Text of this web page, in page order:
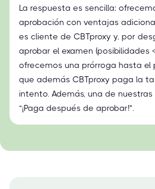
La respuesta es sencilla:
aprobación con ventajas
es cliente de CBTproxy y, por
aprobar el examen (posibilidades
ofrecemos una prórroga hasta el
que además CBTproxy paga la
intento. Además, una de
“¡Paga después de aprobar!”.